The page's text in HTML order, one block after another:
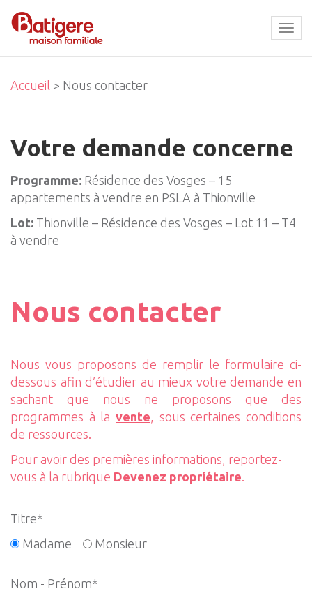
Accueil > Nous contacter
Votre demande concerne
Programme: Résidence des Vosges – 15
appartements à vendre en PSLA à Thionville
Lot: Thionville – Résidence des Vosges – Lot 11 – T4
à vendre
Nous contacter
Nous vous proposons de remplir le formulaire ci-
dessous afin d’étudier au mieux votre demande en
sachant que nous ne proposons que des
programmes à la vente, sous certaines conditions
de ressources.
Pour avoir des premières informations, reportez-
vous à la rubrique Devenez propriétaire.
Titre*
Madame
Monsieur
Nom - Prénom*